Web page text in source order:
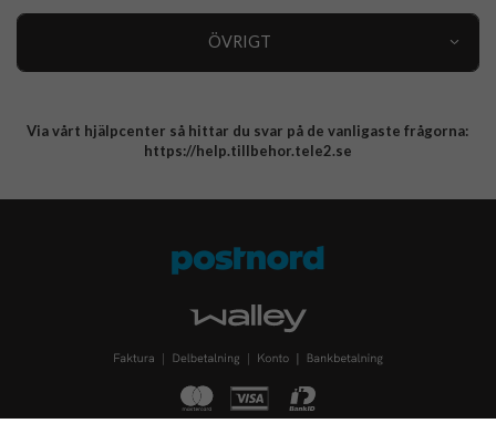
ÖVRIGT
Integritetspolicy
Via vårt hjälpcenter så hittar du svar på de vanligaste frågorna:
https://help.tillbehor.tele2.se